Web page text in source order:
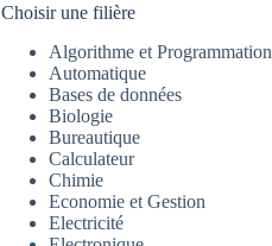
Choisir une filière
Algorithme et Programmation
Automatique
Bases de données
Biologie
Bureautique
Calculateur
Chimie
Economie et Gestion
Electricité